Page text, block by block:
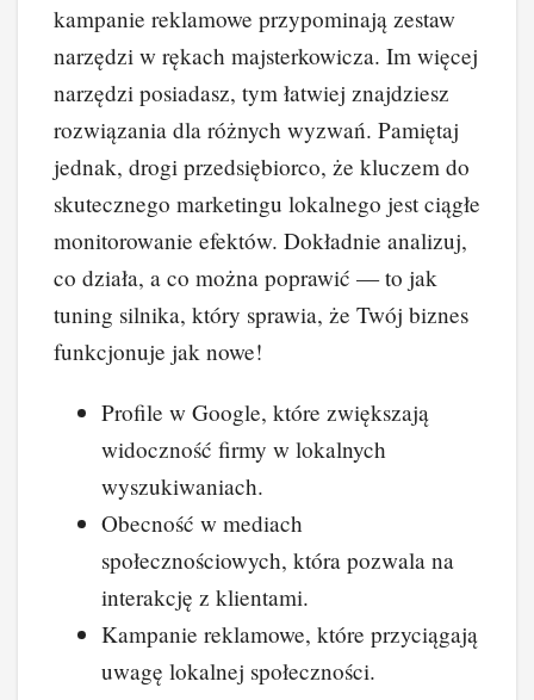
kampanie reklamowe przypominają zestaw
narzędzi w rękach majsterkowicza. Im więcej
narzędzi posiadasz, tym łatwiej znajdziesz
rozwiązania dla różnych wyzwań. Pamiętaj
jednak, drogi przedsiębiorco, że kluczem do
skutecznego marketingu lokalnego jest ciągłe
monitorowanie efektów. Dokładnie analizuj,
co działa, a co można poprawić — to jak
tuning silnika, który sprawia, że Twój biznes
funkcjonuje jak nowe!
Profile w Google, które zwiększają
widoczność firmy w lokalnych
wyszukiwaniach.
Obecność w mediach
społecznościowych, która pozwala na
interakcję z klientami.
Kampanie reklamowe, które przyciągają
uwagę lokalnej społeczności.